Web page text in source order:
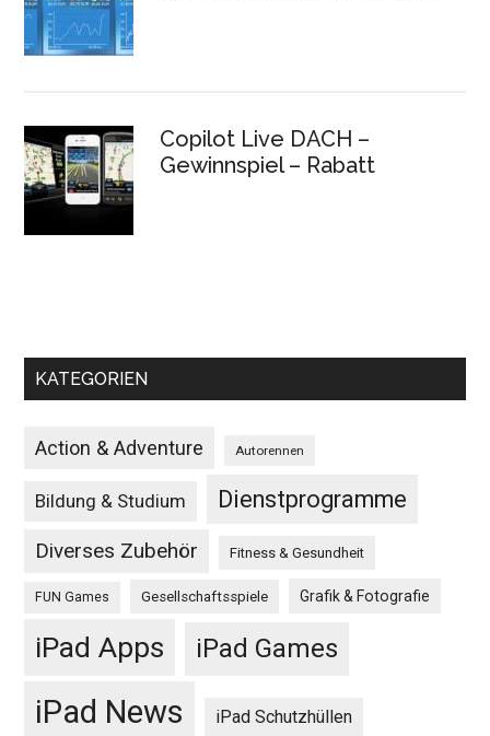
Copilot Live DACH –
Gewinnspiel – Rabatt
KATEGORIEN
Action & Adventure Autorennen
Bildung & Studium Dienstprogramme
Diverses Zubehör Fitness & Gesundheit
FUN Games Gesellschaftsspiele Grafik & Fotografie
iPad Apps iPad Games
iPad News iPad Schutzhüllen